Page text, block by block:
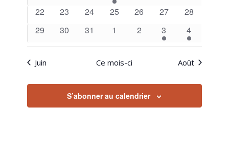
évènementsévènement
0
22
0
23
0
24
0
25
0
26
0
27
0
28
0
29
0
30
0
31
0
1
0
évènements
2
1
évènement
3
1
évènement
4
Juin Ce mois-ci Août
S’abonner au calendrier